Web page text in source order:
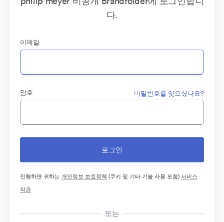
다.
이메일
암호 비밀번호를 잊으셨나요?
진행하면 귀하는개인정보 보호정책 (쿠키 및 기타 기술 사용 포함)서비스
약관
또는